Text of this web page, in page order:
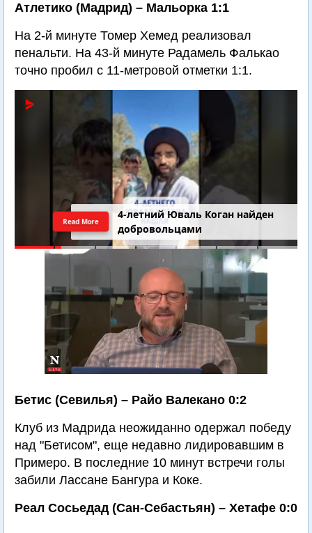
Атлетико (Мадрид) – Мальорка 1:1
На 2-й минуте Томер Хемед реализовал
пенальти. На 43-й минуте Радамель Фалькао
точно пробил с 11-метровой отметки 1:1.
4-летний Юваль Коган найден
добровольцами
Read More
Бетис (Севилья) – Райо Валекано 0:2
Клуб из Мадрида неожиданно одержал победу
над "Бетисом", еще недавно лидировавшим в
Примеро. В последние 10 минут встречи голы
забили Лассане Бангура и Коке.
Реал Сосьедад (Сан-Себастьян) – Хетафе 0:0